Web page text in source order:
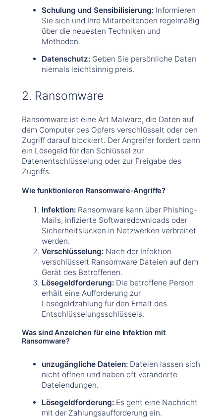
Schulung und Sensibilisierung:Informieren
Sie sich und Ihre Mitarbeitenden regelmäßig
über die neuesten Techniken und
Methoden.
Datenschutz:Geben Sie persönliche Daten
niemals leichtsinnig preis.
2. Ransomware
Ransomware ist eine Art Malware, die Daten auf
dem Computer des Opfers verschlüsselt oder den
Zugriff darauf blockiert. Der Angreifer fordert dann
ein Lösegeld für den Schlüssel zur
Datenentschlüsselung oder zur Freigabe des
Zugriffs.
Wie funktionieren Ransomware-Angriffe?
Infektion:Ransomware kann über Phishing-
Mails, infizierte Softwaredownloads oder
Sicherheitslücken in Netzwerken verbreitet
werden.
Verschlüsselung:Nach der Infektion
verschlüsselt Ransomware Dateien auf dem
Gerät des Betroffenen.
Lösegeldforderung:Die betroffene Person
erhält eine Aufforderung zur
Lösegeldzahlung für den Erhalt des
Entschlüsselungsschlüssels.
Was sind Anzeichen für eine Infektion mit
Ransomware?
unzugängliche Dateien:Dateien lassen sich
nicht öffnen und haben oft veränderte
Dateiendungen.
Lösegeldforderung:Es geht eine Nachricht
mit der Zahlungsaufforderung ein.